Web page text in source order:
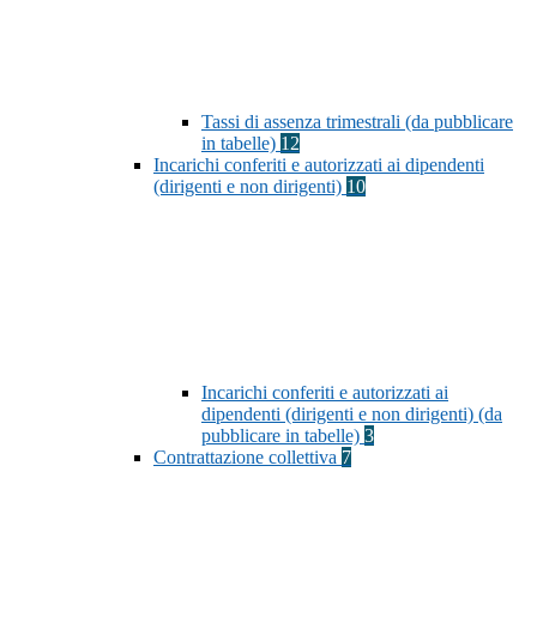
Tassi di assenza trimestrali (da pubblicare
in tabelle) 12
Incarichi conferiti e autorizzati ai dipendenti
(dirigenti e non dirigenti) 10
Incarichi conferiti e autorizzati ai
dipendenti (dirigenti e non dirigenti) (da
pubblicare in tabelle) 3
Contrattazione collettiva 7